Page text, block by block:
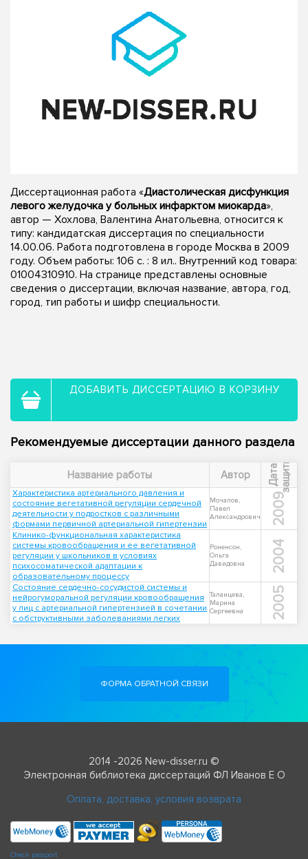
Диссертационная работа «Диастолическая дисфункция
левого желудочка у больных инфарктом миокарда»,
автор — Хохлова, Валентина Анатольевна, относится к
типу: кандидатская диссертация по специальности
14.00.06. Работа подготовлена в городе Москва в 2009
году. Объем работы: 106 с. : 8 ил.. Внутренний код товара:
01004310910. На странице представлены основные
сведения о диссертации, включая название, автора, год,
город, тип работы и шифр специальности.
ДОБАВИТЬ ДИССЕРТАЦИЮ В КОРЗИНУ
Рекомендуемые диссертации данного раздела
Название работы Автор Д
а
т
а
з
а
щ
и
т ы
Характеристика артериального давления и
состояние вегетативной регуляции сердечной
деятельности у подростков с различными
формами первичной артериальной гипертензии
Мочалов,
Павел
Александрович
2009
Клинико-функциональная характеристика
системы кровообращения и ее вегетативной
регуляции у школьников в условиях
психосоматической адаптации к
образовательному процессу
Роненсон,
Ольга
Давидовна
2004
Состояние сердечно-сосудистой системы и
нейрогуморальной регуляции кровообращения
у лиц с артериальной гипертензией в сочетании
с обструктивными заболеваниями легких
Таланцева,
Марина
Сергеевна
2005
ФОРМА ОБРАТНОЙ СВЯЗИ
2014 -2026 New-disser.ru ©
Электронная библиотека диссертаций ФЛ Иванов Е О
Оплата, доставка, условия возврата
Check passport